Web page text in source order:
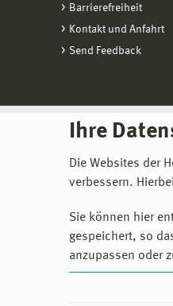
Ihre
Die Websites der
verbessern.
Sie können hier
gespeichert, so
anzupassen oder
Barrierefreiheit
Kontakt und Anfahrt
Send Feedback